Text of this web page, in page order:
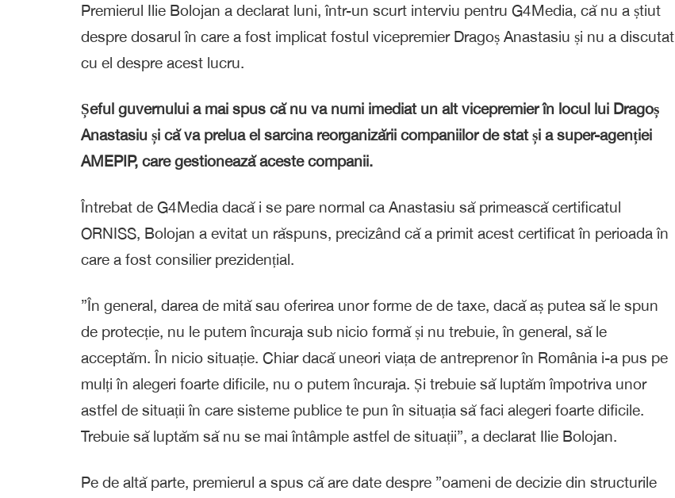
Premierul Ilie Bolojan a declarat luni, într-un scurt interviu pentru G4Media, că nu a știut
despre dosarul în care a fost implicat fostul vicepremier Dragoș Anastasiu și nu a discutat
cu el despre acest lucru.
Șeful guvernului a mai spus că nu va numi imediat un alt vicepremier în locul lui Dragoș
Anastasiu și că va prelua el sarcina reorganizării companiilor de stat și a super-agenției
AMEPIP, care gestionează aceste companii.
Întrebat de G4Media dacă i se pare normal ca Anastasiu să primească certificatul
ORNISS, Bolojan a evitat un răspuns, precizând că a primit acest certificat în perioada în
care a fost consilier prezidențial.
”În general, darea de mită sau oferirea unor forme de de taxe, dacă aș putea să le spun
de protecție, nu le putem încuraja sub nicio formă și nu trebuie, în general, să le
acceptăm. În nicio situație. Chiar dacă uneori viața de antreprenor în România i-a pus pe
mulți în alegeri foarte dificile, nu o putem încuraja. Și trebuie să luptăm împotriva unor
astfel de situații în care sisteme publice te pun în situația să faci alegeri foarte dificile.
Trebuie să luptăm să nu se mai întâmple astfel de situații”, a declarat Ilie Bolojan.
Pe de altă parte, premierul a spus că are date despre ”oameni de decizie din structurile